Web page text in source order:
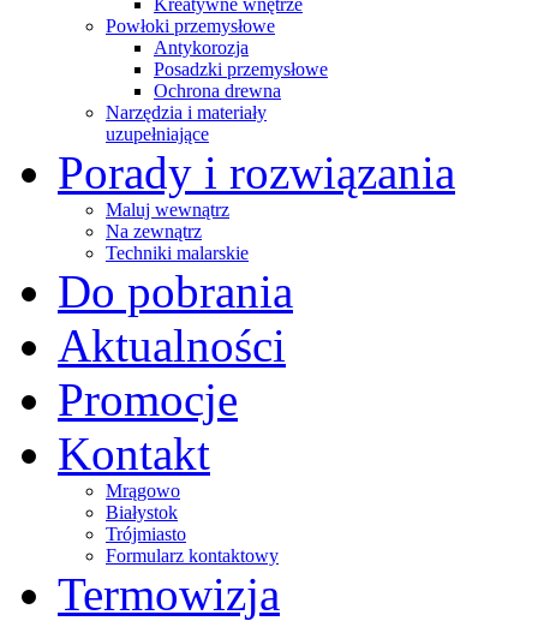
Powłoki przemysłowe
Antykorozja
Posadzki przemysłowe
Ochrona drewna
Narzędzia i materiały
uzupełniające
Porady i rozwiązania
Maluj wewnątrz
Na zewnątrz
Techniki malarskie
Do pobrania
Aktualności
Promocje
Kontakt
Mrągowo
Białystok
Trójmiasto
Formularz kontaktowy
Termowizja